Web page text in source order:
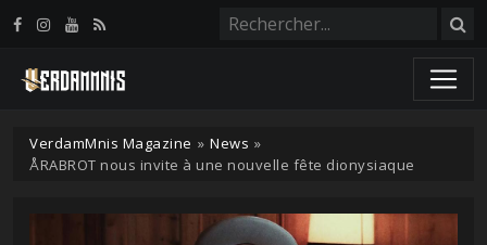
VerdamMnis Magazine » News »
ÅRABROT nous invite à une nouvelle fête dionysiaque
Panneau de gestion des cookies